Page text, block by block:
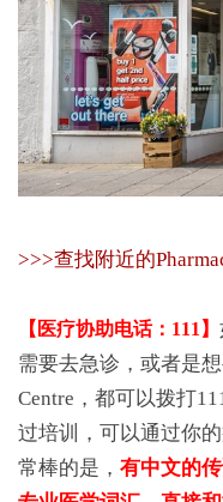
>>>查找附近的
【医疗协助电话：111】
需要去急诊，或者是
Centre，都可以拨打
过培训，可以通过你
常棒的是， 有中文的